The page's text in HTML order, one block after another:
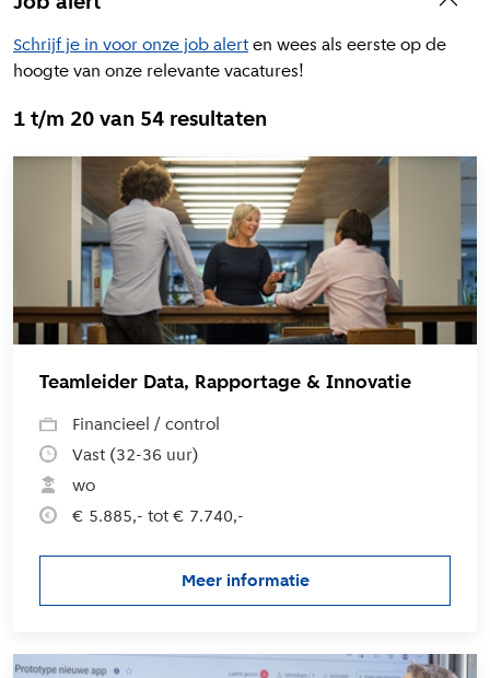
Schrijf je in voor onze job alerten wees als eerste op de
hoogte van onze relevante vacatures!
1 t/m 20 van 54 resultaten
Teamleider Data, Rapportage & Innovatie
Financieel / control
Vast (32-36 uur)
wo
€ 5.885,- tot € 7.740,-
Meer informatie
over de vacature Teamleider